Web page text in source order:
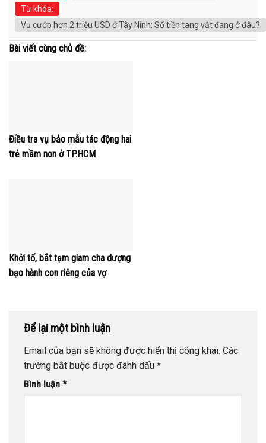
Từ khóa:
Vụ cướp hơn 2 triệu USD ở Tây Ninh: Số tiền tang vật đang ở đâu?
Bài viết cùng chủ đề:
Điều tra vụ bảo mẫu tác động hai
trẻ mầm non ở TP.HCM
Khởi tố, bắt tạm giam cha dượng
bạo hành con riêng của vợ
Để lại một bình luận
Email của bạn sẽ không được hiển thị công khai. Các
trường bắt buộc được đánh dấu *
Bình luận *